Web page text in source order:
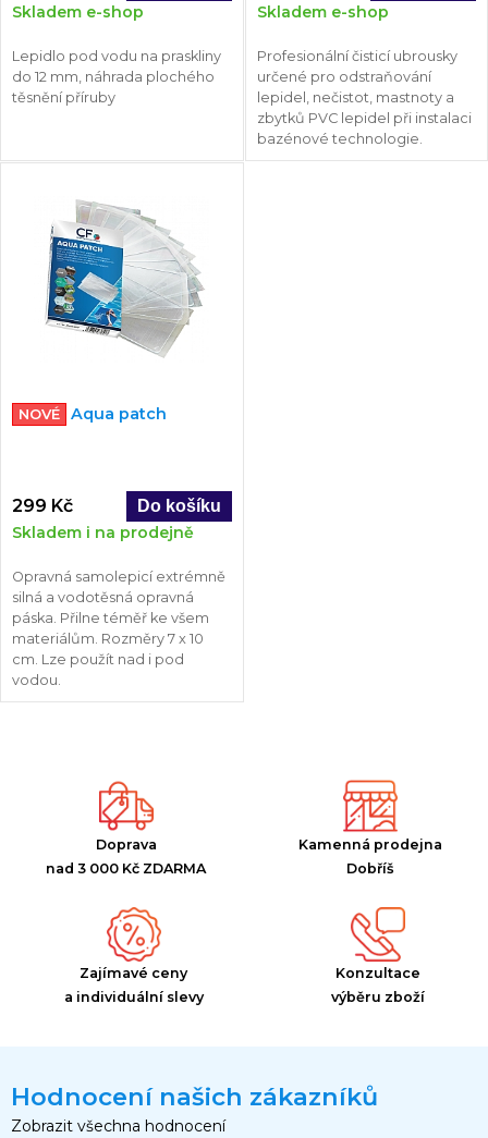
Skladem e-shop
Lepidlo pod vodu na praskliny
do 12 mm, náhrada plochého
těsnění příruby
Skladem e-shop
Profesionální čisticí ubrousky
určené pro odstraňování
lepidel, nečistot, mastnoty a
zbytků PVC lepidel při instalaci
bazénové technologie.
NOVÉ Aqua patch
299 Kč
Skladem i na prodejně
Opravná samolepicí extrémně
silná a vodotěsná opravná
páska. Přilne téměř ke všem
materiálům. Rozměry 7 x 10
cm. Lze použít nad i pod
vodou.
Doprava
nad 3 000 Kč ZDARMA
Kamenná prodejna
Dobříš
Zajímavé ceny
a individuální slevy
Konzultace
výběru zboží
Hodnocení našich zákazníků
Zobrazit všechna hodnocení